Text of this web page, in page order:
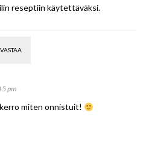
reseptiin käytettäväksi.
VASTAA
pm
miten onnistuit!